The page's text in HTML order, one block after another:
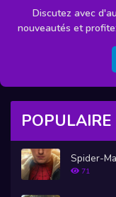
Discutez avec
nouveautés et
POPULAIRE
Spider-
71